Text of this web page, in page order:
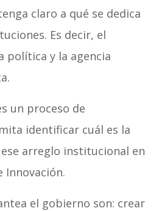
claro a qué se dedica
Es decir, el
política y la agencia
un proceso de
identificar cuál es la
arreglo institucional en
Innovación.
el gobierno son: crear